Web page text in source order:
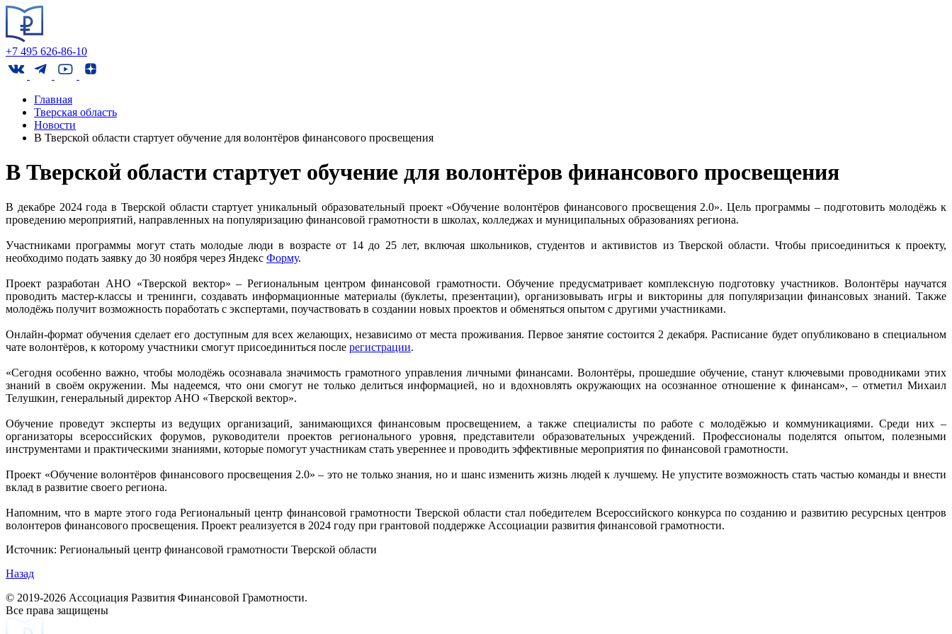
+7 495 626-86-10
Главная
Тверская область
Новости
В Тверской области стартует обучение для волонтёров финансового просвещения
В Тверской области стартует обучение для волонтёров финансового просвещения
В декабре 2024 года в Тверской области стартует уникальный образовательный проект «Обучение волонтёров финансового просвещения 2.0». Цель программы – подготовить молодёжь к
проведению мероприятий, направленных на популяризацию финансовой грамотности в школах, колледжах и муниципальных образованиях региона.
Участниками программы могут стать молодые люди в возрасте от 14 до 25 лет, включая школьников, студентов и активистов из Тверской области. Чтобы присоединиться к проекту,
необходимо подать заявку до 30 ноября через Яндекс Форму.
Проект разработан АНО «Тверской вектор» ‒ Региональным центром финансовой грамотности. Обучение предусматривает комплексную подготовку участников. Волонтёры научатся
проводить мастер-классы и тренинги, создавать информационные материалы (буклеты, презентации), организовывать игры и викторины для популяризации финансовых знаний. Также
молодёжь получит возможность поработать с экспертами, поучаствовать в создании новых проектов и обменяться опытом с другими участниками.
Онлайн-формат обучения сделает его доступным для всех желающих, независимо от места проживания. Первое занятие состоится 2 декабря. Расписание будет опубликовано в специальном
чате волонтёров, к которому участники смогут присоединиться после регистрации.
«Сегодня особенно важно, чтобы молодёжь осознавала значимость грамотного управления личными финансами. Волонтёры, прошедшие обучение, станут ключевыми проводниками этих
знаний в своём окружении. Мы надеемся, что они смогут не только делиться информацией, но и вдохновлять окружающих на осознанное отношение к финансам», ‒ отметил Михаил
Телушкин, генеральный директор АНО «Тверской вектор».
Обучение проведут эксперты из ведущих организаций, занимающихся финансовым просвещением, а также специалисты по работе с молодёжью и коммуникациями. Среди них –
организаторы всероссийских форумов, руководители проектов регионального уровня, представители образовательных учреждений. Профессионалы поделятся опытом, полезными
инструментами и практическими знаниями, которые помогут участникам стать увереннее и проводить эффективные мероприятия по финансовой грамотности.
Проект «Обучение волонтёров финансового просвещения 2.0» ‒ это не только знания, но и шанс изменить жизнь людей к лучшему. Не упустите возможность стать частью команды и внести
вклад в развитие своего региона.
Напомним, что в марте этого года Региональный центр финансовой грамотности Тверской области стал победителем Всероссийского конкурса по созданию и развитию ресурсных центров
волонтеров финансового просвещения. Проект реализуется в 2024 году при грантовой поддержке Ассоциации развития финансовой грамотности.
Источник: Региональный центр финансовой грамотности Тверской области
Назад
© 2019-2026 Ассоциация Развития Финансовой Грамотности.
Все права защищены